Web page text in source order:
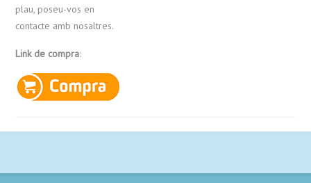
plau, poseu-vos en
contacte amb nosaltres.
Link de compra: